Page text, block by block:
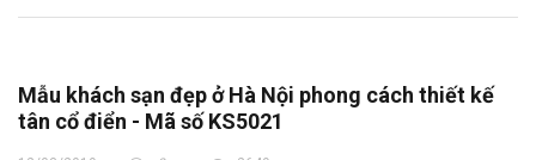
Mẫu khách sạn đẹp ở Hà Nội phong cách thiết kế
tân cổ điển - Mã số KS5021